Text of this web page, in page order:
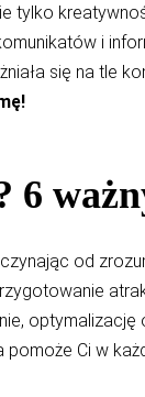
tylko
i
się na tle
6
od
optymalizację
pomoże Ci w